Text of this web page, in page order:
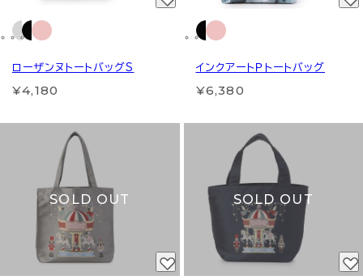
ローザンヌトートバッグS
¥4,180
インクアートＰトートバッグ
¥6,380
SOLD OUT SOLD OUT